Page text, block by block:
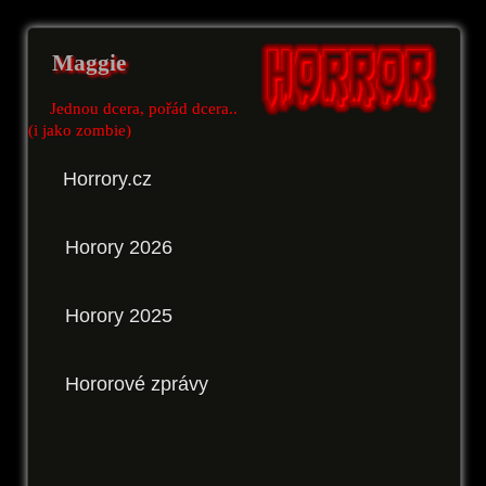
Maggie
Jednou dcera, pořád dcera..
(i jako zombie)
Horrory.cz
Horory 2026
Horory 2025
Hororové zprávy